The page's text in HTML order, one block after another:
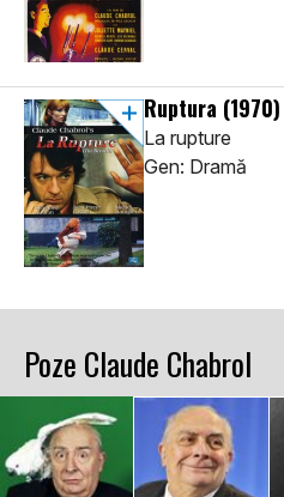
Ruptura (1970)
La rupture
Gen: Dramă
Poze Claude Chabrol